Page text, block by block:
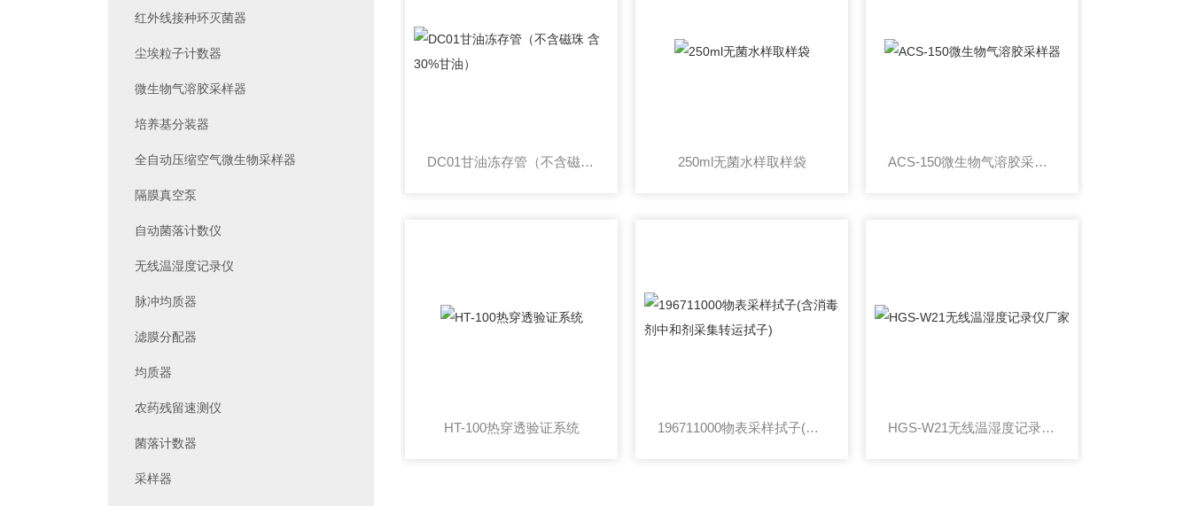
DC01甘油冻存管（不含磁珠 含30%甘油） 250ml无菌水样取样袋 ACS-150微生物气溶胶采样器
HT-100热穿透验证系统 196711000物表采样拭子(含消毒剂中和剂采集转运拭子) HGS-W21无线温湿度记录仪厂家
红外线接种环灭菌器
尘埃粒子计数器
微生物气溶胶采样器
培养基分装器
全自动压缩空气微生物采样器
隔膜真空泵
自动菌落计数仪
无线温湿度记录仪
脉冲均质器
滤膜分配器
均质器
农药残留速测仪
菌落计数器
采样器